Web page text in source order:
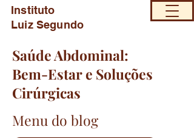
Instituto
Luiz Segundo
Saúde Abdominal:
Bem-Estar e Soluções
Cirúrgicas
Menu do blog